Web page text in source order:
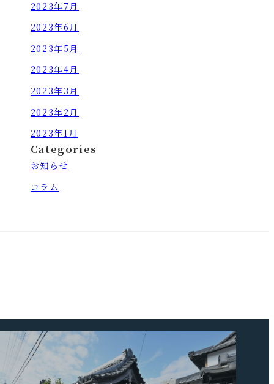
2023年7月
2023年6月
2023年5月
2023年4月
2023年3月
2023年2月
2023年1月
Categories
お知らせ
コラム